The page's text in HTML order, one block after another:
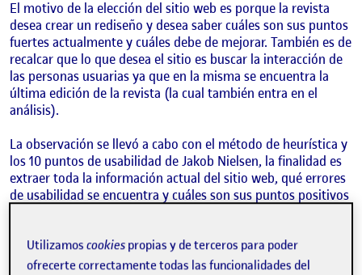
El motivo de la elección del sitio web es porque la revista
desea crear un rediseño y desea saber cuáles son sus puntos
fuertes actualmente y cuáles debe de mejorar. También es de
recalcar que lo que desea el sitio es buscar la interacción de
las personas usuarias ya que en la misma se encuentra la
última edición de la revista (la cual también entra en el
análisis).
La observación se llevó a cabo con el método de heurística y
los 10 puntos de usabilidad de Jakob Nielsen, la finalidad es
extraer toda la información actual del sitio web, qué errores
de usabilidad se encuentra y cuáles son sus puntos positivos
A continuación presentaré la lista de cada punto analizado y
el resultado observado:
Utilizamoscookies propias y de terceros para poder
ofrecerte correctamente todas las funcionalidades del